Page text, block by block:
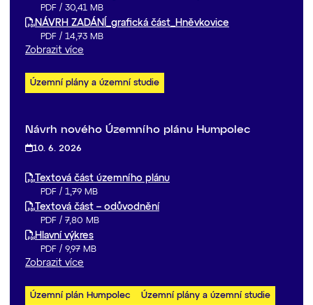
PDF / 30,41 MB
NÁVRH ZADÁNÍ_grafická část_Hněvkovice
PDF / 14,73 MB
Zobrazit více
Územní plány a územní studie
Návrh nového Územního plánu Humpolec
10. 6. 2026
Textová část územního plánu
PDF / 1,79 MB
Textová část – odůvodnění
PDF / 7,80 MB
Hlavní výkres
PDF / 9,97 MB
Zobrazit více
Územní plán Humpolec Územní plány a územní studie